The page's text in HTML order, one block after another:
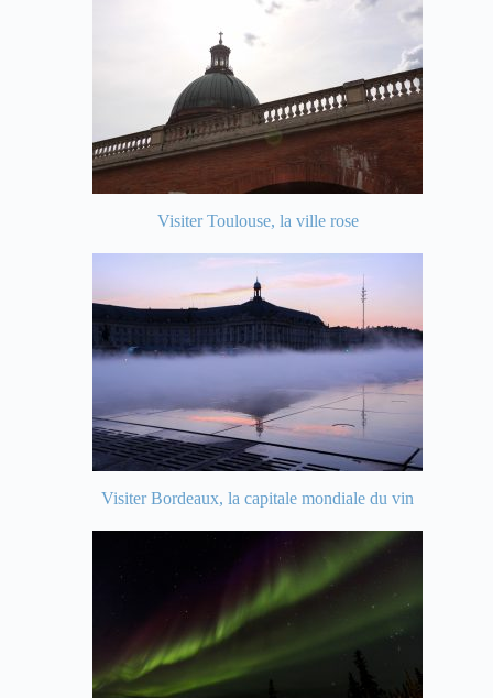
Visiter Toulouse, la ville rose
Visiter Bordeaux, la capitale mondiale du vin